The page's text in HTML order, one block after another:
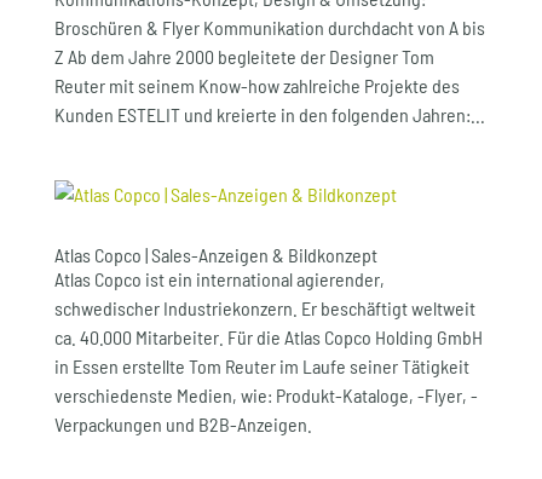
Broschüren & Flyer Kommunikation durchdacht von A bis
Z Ab dem Jahre 2000 begleitete der Designer Tom
Reuter mit seinem Know-how zahlreiche Projekte des
Kunden ESTELIT und kreierte in den folgenden Jahren:...
Atlas Copco | Sales-Anzeigen & Bildkonzept
Atlas Copco ist ein international agierender,
schwedischer Industriekonzern. Er beschäftigt weltweit
ca. 40.000 Mitarbeiter. Für die Atlas Copco Holding GmbH
in Essen erstellte Tom Reuter im Laufe seiner Tätigkeit
verschiedenste Medien, wie: Produkt-Kataloge, -Flyer, -
Verpackungen und B2B-Anzeigen.